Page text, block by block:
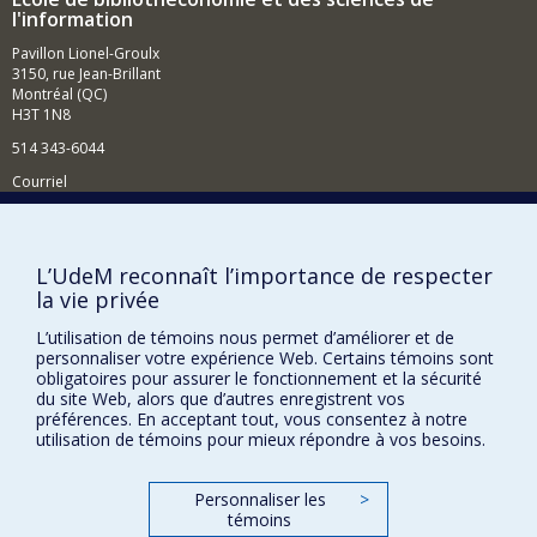
sphères de recherche variées qui vont de l'exploitation
programmes et de soutien pédagogique, en passant
par l'étude scientométrique de la production
scientifique, jusqu'à l'examen de la dimension émotive
l'information
Pavillon Lionel-Groulx
3150, rue Jean-Brillant
Montréal (QC)
H3T 1N8
514 343-6044
Courriel
BESOIN D'AIDE?
Plan du site
Signaler une erreur
Accessibilité
FACULTÉ DES ARTS ET DES SCIENCES
Nos centres d'études
L’UdeM reconnaît l’importance de respecter
la vie privée
L’utilisation de témoins nous permet d’améliorer et de
personnaliser votre expérience Web. Certains témoins sont
obligatoires pour assurer le fonctionnement et la sécurité
du site Web, alors que d’autres enregistrent vos
préférences. En acceptant tout, vous consentez à notre
utilisation de témoins pour mieux répondre à vos besoins.
Personnaliser les
témoins
>